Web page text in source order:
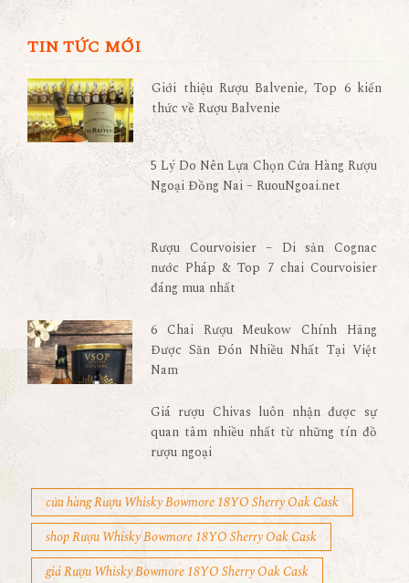
TIN TỨC MỚI
Giới thiệu Rượu Balvenie, Top 6 kiến
thức về Rượu Balvenie
5 Lý Do Nên Lựa Chọn Cửa Hàng Rượu
Ngoại Đồng Nai – RuouNgoai.net
Rượu Courvoisier – Di sản Cognac
nước Pháp & Top 7 chai Courvoisier
đáng mua nhất
6 Chai Rượu Meukow Chính Hãng
Được Săn Đón Nhiều Nhất Tại Việt
Nam
Giá rượu Chivas luôn nhận được sự
quan tâm nhiều nhất từ những tín đồ
rượu ngoại
cửa hàng Rượu Whisky Bowmore 18YO Sherry Oak Cask
shop Rượu Whisky Bowmore 18YO Sherry Oak Cask
giá Rượu Whisky Bowmore 18YO Sherry Oak Cask